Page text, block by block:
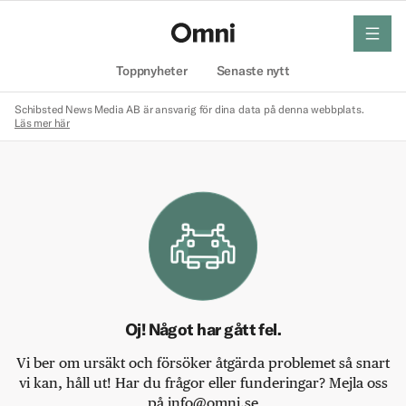
Toppnyheter Senaste nytt
meny
Schibsted News Media AB är ansvarig för dina data på denna webbplats.
Läs mer här
Oj! Något har gått fel.
Vi ber om ursäkt och försöker åtgärda problemet så snart
vi kan, håll ut! Har du frågor eller funderingar? Mejla oss